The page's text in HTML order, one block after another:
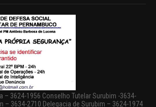
– 3624-1956 Conselho Tutelar Surubim -3634-
– 3634-2710 Delegacia de Surubim – 3624-1974